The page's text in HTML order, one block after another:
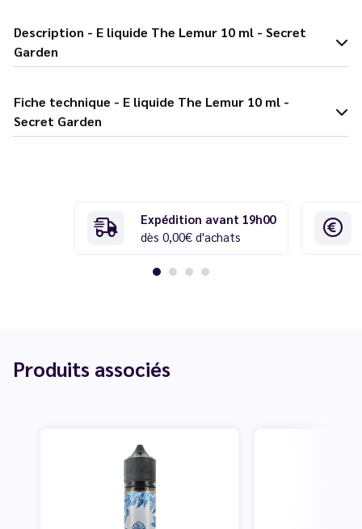
Description - E liquide The Lemur 10 ml - Secret
Garden
Fiche technique - E liquide The Lemur 10 ml -
Secret Garden
Expédition avant 19h00
dès 0,00€ d'achats
Produits associés